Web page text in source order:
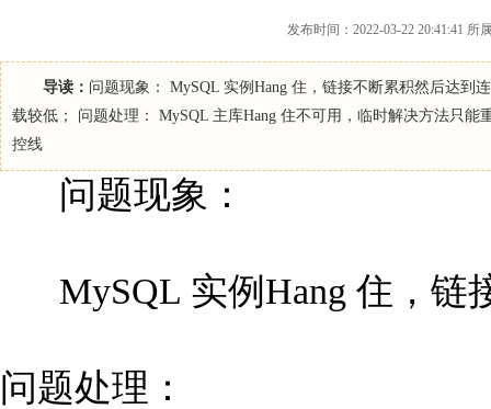
发布时间：2022-03-22 20:41:41
导读： 问题现象： MySQL 实例Hang 住，链接不断累积然后达到
载较低； 问题处理： MySQL 主库Hang 住不可用，临时解决方法只
控线
问题现象：
MySQL 实例Hang 住，链
问题处理：